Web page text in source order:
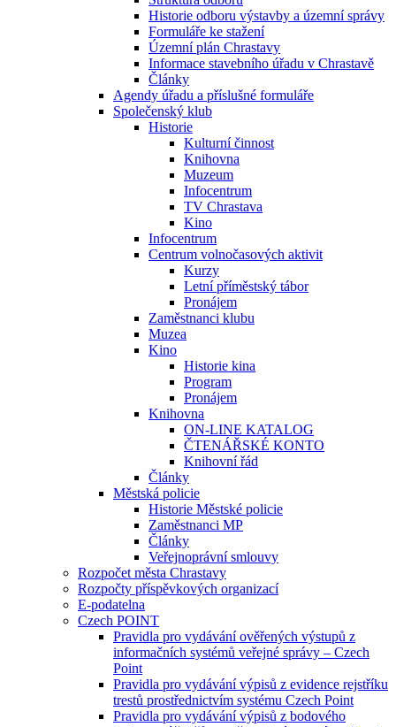
Historie odboru výstavby a územní správy
Formuláře ke stažení
Územní plán Chrastavy
Informace stavebního úřadu v Chrastavě
Články
Agendy úřadu a příslušné formuláře
Společenský klub
Historie
Kulturní činnost
Knihovna
Muzeum
Infocentrum
TV Chrastava
Kino
Infocentrum
Centrum volnočasových aktivit
Kurzy
Letní příměstský tábor
Pronájem
Zaměstnanci klubu
Muzea
Kino
Historie kina
Program
Pronájem
Knihovna
ON-LINE KATALOG
ČTENÁŘSKÉ KONTO
Knihovní řád
Články
Městská policie
Historie Městské policie
Zaměstnanci MP
Články
Veřejnoprávní smlouvy
Rozpočet města Chrastavy
Rozpočty příspěvkových organizací
E-podatelna
Czech POINT
Pravidla pro vydávání ověřených výstupů z
informačních systémů veřejné správy – Czech
Point
Pravidla pro vydávání výpisů z evidence rejstříku
trestů prostřednictvím systému Czech Point
Pravidla pro vydávání výpisů z bodového